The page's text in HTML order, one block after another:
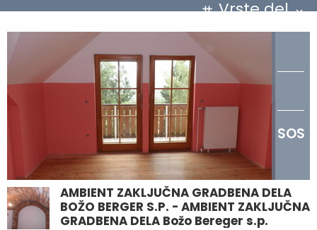
Vrste del
SOS
AMBIENT ZAKLJUČNA GRADBENA DELA
BOŽO BERGER S.P. - AMBIENT ZAKLJUČNA
GRADBENA DELA Božo Bereger s.p.